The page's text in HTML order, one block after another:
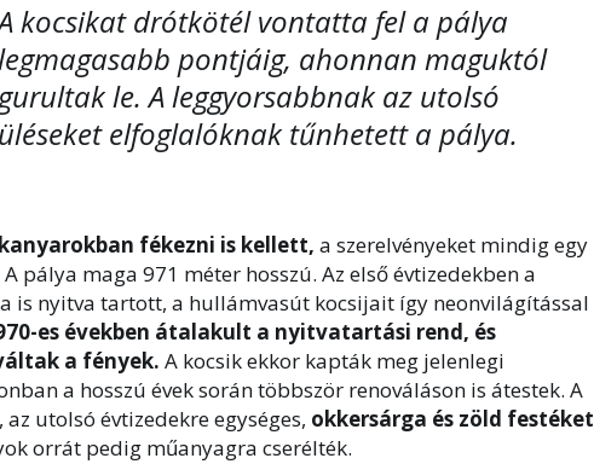
kocsikat drótkötél vontatta fel a pálya
pontjáig, ahonnan maguktól
gurultak le. A leggyorsabbnak az utolsó
üléseket elfoglalóknak tűnhetett a pálya.
fékezni is kellett, a szerelvényeket mindig egy
pálya maga 971 méter hosszú. Az első évtizedekben a
is nyitva tartott, a hullámvasút kocsijait így neonvilágítással
es években átalakult a nyitvatartási rend, és
a fények. A kocsik ekkor kapták meg jelenlegi
a hosszú évek során többször renováláson is átestek. A
utolsó évtizedekre egységes, okkersárga és zöld festéket
orrát pedig műanyagra cserélték.